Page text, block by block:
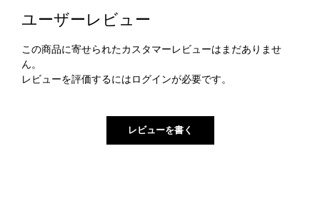
ユーザーレビュー
この商品に寄せられたカスタマーレビューはまだありませ
ん。
レビューを評価するには ログインが必要です。